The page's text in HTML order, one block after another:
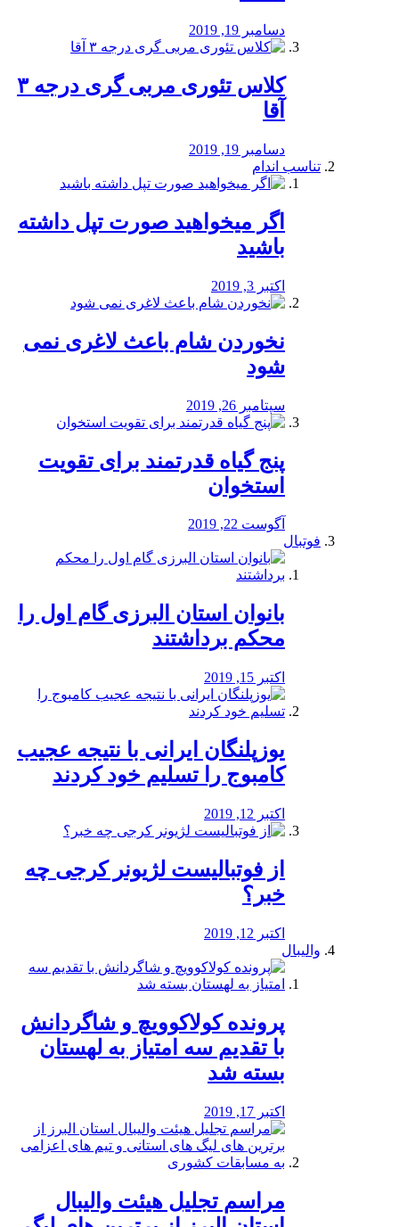
دسامبر 19, 2019
کلاس تئوری مربی گری درجه ۳
آقا
دسامبر 19, 2019
تناسب اندام
اگر میخواهید صورت تپل داشته
باشید
اکتبر 3, 2019
نخوردن شام باعث لاغری نمی
‌شود
سپتامبر 26, 2019
پنج گیاه قدرتمند برای تقویت
استخوان
آگوست 22, 2019
فوتبال
بانوان استان البرزی گام اول را
محكم برداشتند
اکتبر 15, 2019
یوزپلنگان ایرانی با نتیجه عجیب
کامبوج را تسلیم خود کردند
اکتبر 12, 2019
از فوتبالیست لژیونر کرجی چه
خبر؟
اکتبر 12, 2019
والیبال
پرونده کولاکوویچ و شاگردانش
با تقدیم سه امتیاز به لهستان
بسته شد
اکتبر 17, 2019
مراسم تجلیل هیئت والیبال